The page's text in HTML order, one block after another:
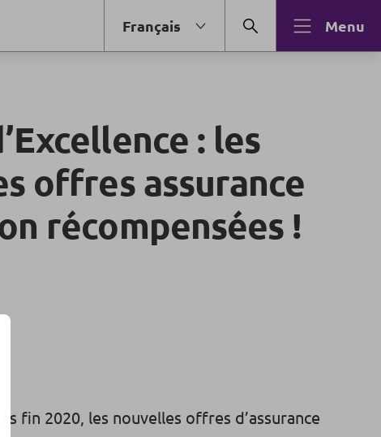
Français Menu
: les
offres assurance
récompensées !
fin 2020, les nouvelles offres d’assurance